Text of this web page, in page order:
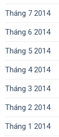
Tháng 7 2014
Tháng 6 2014
Tháng 5 2014
Tháng 4 2014
Tháng 3 2014
Tháng 2 2014
Tháng 1 2014